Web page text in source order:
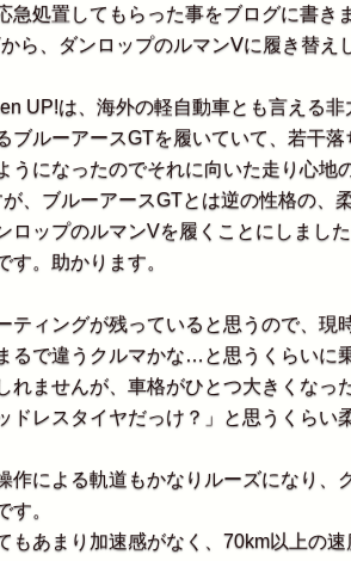
処置してもらった事をブログに書き
ら、ダンロップのルマンⅤに履き替え
UP!は、海外の軽自動車とも言える非
ブルーアースGTを履いていて、若干
うになったのでそれに向いた走り心
、ブルーアースGTとは逆の性格の、
ロップのルマンVを履くことにしました
。助かります。
ィングが残っていると思うので、現
るで違うクルマかな…と思うくらいに
ませんが、車格がひとつ大きくなっ
ドレスタイヤだっけ？」と思うくらい
による軌道もかなりルーズになり、
す。
あまり加速感がなく、70km以上の速